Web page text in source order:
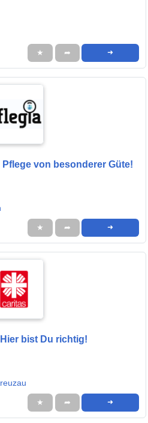
★ ➦ ➜
Pflege von besonderer Güte!
★ ➦ ➜
bist Du richtig!
★ ➦ ➜